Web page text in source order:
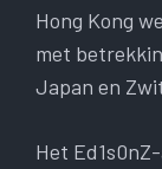
Hong Kong
met
Japan en
Het